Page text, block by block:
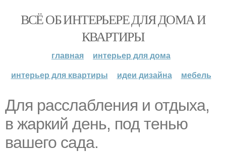
ВСЁ ОБ ИНТЕРЬЕРЕ ДЛЯ ДОМА И
КВАРТИРЫ
главная
интерьер для дома
интерьер для квартиры
идеи дизайна мебель
Для расслабления и отдыха,
в жаркий день, под тенью
вашего сада.